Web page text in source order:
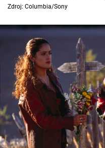
Cool Esport
Pořady
TV Program
Sledujte prima+
Přihlášení
Zdroj: Columbia/Sony